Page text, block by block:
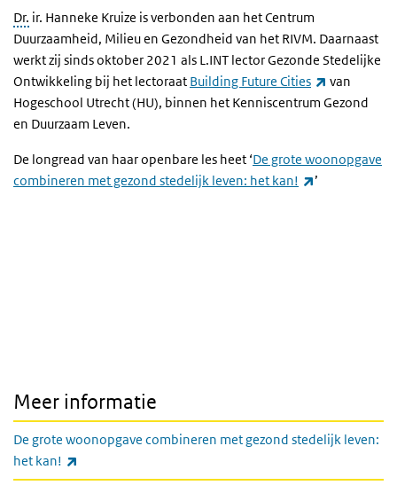
Dr. ir. Hanneke Kruize is verbonden aan het Centrum
Duurzaamheid, Milieu en Gezondheid van het RIVM. Daarnaast
werkt zij sinds oktober 2021 als L.INT lector Gezonde Stedelijke
Ontwikkeling bij het lectoraat Building Future Cities (externe
van
Hogeschool Utrecht (HU), binnen het Kenniscentrum Gezond
en Duurzaam Leven.
De longread van haar openbare les heet ‘De grote woonopgave
combineren met gezond stedelijk leven: het kan!
(externe link)
’
Meer informatie
De grote woonopgave combineren met gezond stedelijk leven:
het kan!